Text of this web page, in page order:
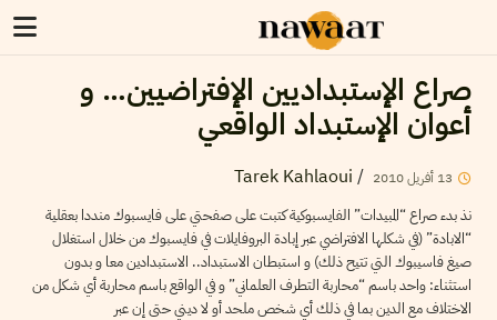
صراع الإستبداديين الإفتراضيين… و
أعوان الإستبداد الواقعي
13 أفريل2010
/
Tarek Kahlaoui
نذ بدء صراع “المبيدات” الفايسبوكية كتبت على صفحتي على فايسبوك منددا بعقلية
“الابادة” (في شكلها الافتراضي عبر إبادة البروفايلات في فايسبوك من خلال استغلال
صيغ فاسيبوك التي تتيح ذلك) و استبطان الاستبداد.. الاستبدادين معا و بدون
استثناء: واحد باسم “محاربة التطرف العلماني” و في الواقع باسم محاربة أي شكل من
الاختلاف مع الدين بما في ذلك أي شخص ملحد أو لا ديني حتى إن عبر